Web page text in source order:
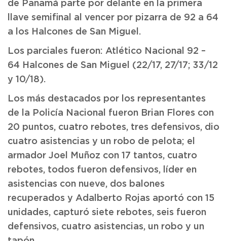
de Panamá parte por delante en la primera
llave semifinal al vencer por pizarra de 92 a 64
a los Halcones de San Miguel.
Los parciales fueron: Atlético Nacional 92 –
64 Halcones de San Miguel (22/17, 27/17; 33/12
y 10/18).
Los más destacados por los representantes
de la Policía Nacional fueron Brian Flores con
20 puntos, cuatro rebotes, tres defensivos, dio
cuatro asistencias y un robo de pelota; el
armador Joel Muñoz con 17 tantos, cuatro
rebotes, todos fueron defensivos, líder en
asistencias con nueve, dos balones
recuperados y Adalberto Rojas aportó con 15
unidades, capturó siete rebotes, seis fueron
defensivos, cuatro asistencias, un robo y un